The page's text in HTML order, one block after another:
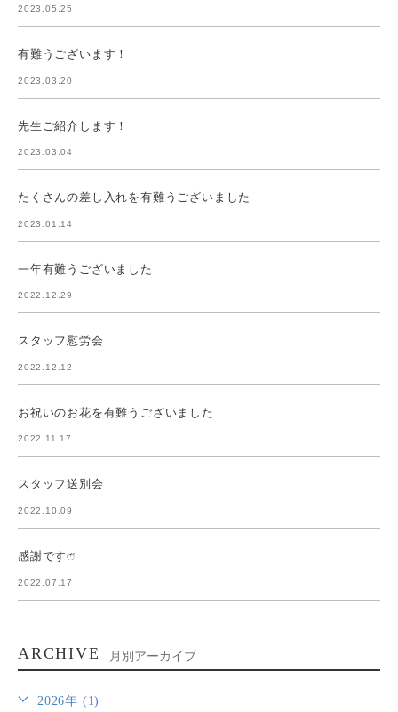
2023.05.25
有難うございます！
2023.03.20
先生ご紹介します！
2023.03.04
たくさんの差し入れを有難うございました
2023.01.14
一年有難うございました
2022.12.29
スタッフ慰労会
2022.12.12
お祝いのお花を有難うございました
2022.11.17
スタッフ送別会
2022.10.09
感謝ですෆ̈
2022.07.17
ARCHIVE 月別アーカイブ
2026年 (1)